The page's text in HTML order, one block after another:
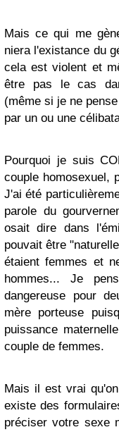
Mais ce qui me
niera l'existance du
cela est violent et
être pas le cas
(même si je ne
par un ou une
Pourquoi je suis
couple homosexuel,
J'ai été
parole du
osait dire dans
pouvait être
étaient femmes et
hommes... Je
dangereuse pour
mère porteuse
puissance
couple de femmes.
Mais il est vrai
existe des
préciser votre sexe